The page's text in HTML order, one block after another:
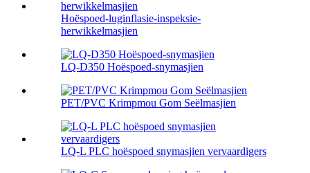
Hoëspoed-luginflasie-inspeksie-
herwikkelmasjien
LQ-D350 Hoëspoed-snymasjien
PET/PVC Krimpmou Gom Seëlmasjien
LQ-L PLC hoëspoed snymasjien vervaardigers